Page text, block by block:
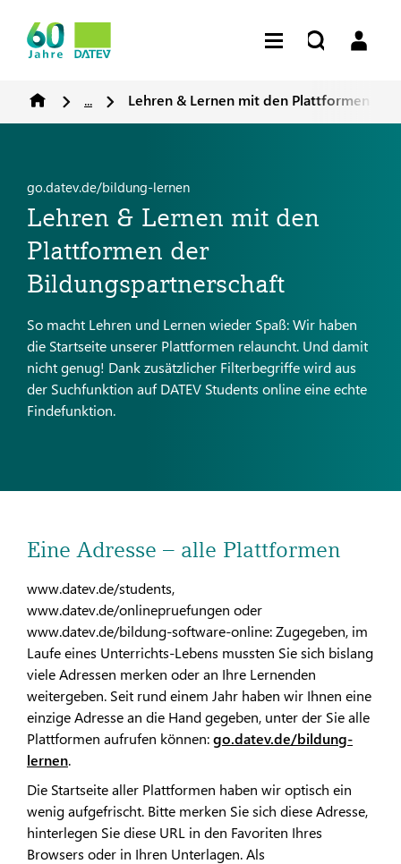
... Lehren & Lernen mit den Plattformen
go.datev.de/bildung-lernen
Lehren & Lernen mit den
Plattformen der
Bildungspartnerschaft
So macht Lehren und Lernen wieder Spaß: Wir haben
die Startseite unserer Plattformen relauncht. Und damit
nicht genug! Dank zusätzlicher Filterbegriffe wird aus
der Suchfunktion auf DATEV Students online eine echte
Findefunktion.
Eine Adresse – alle Plattformen
www.datev.de/students,
www.datev.de/onlinepruefungen oder
www.datev.de/bildung-software-online: Zugegeben, im
Laufe eines Unterrichts-Lebens mussten Sie sich bislang
viele Adressen merken oder an Ihre Lernenden
weitergeben. Seit rund einem Jahr haben wir Ihnen eine
einzige Adresse an die Hand gegeben, unter der Sie alle
Plattformen aufrufen können:go.datev.de/bildung-
lernen.
Die Startseite aller Plattformen haben wir optisch ein
wenig aufgefrischt. Bitte merken Sie sich diese Adresse,
hinterlegen Sie diese URL in den Favoriten Ihres
Browsers oder in Ihren Unterlagen. Als